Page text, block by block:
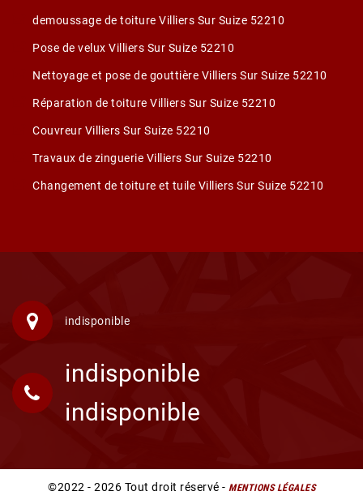
demoussage de toiture Villiers Sur Suize 52210
Pose de velux Villiers Sur Suize 52210
Nettoyage et pose de gouttière Villiers Sur Suize 52210
Réparation de toiture Villiers Sur Suize 52210
Couvreur Villiers Sur Suize 52210
Travaux de zinguerie Villiers Sur Suize 52210
Changement de toiture et tuile Villiers Sur Suize 52210
indisponible
indisponible
indisponible
©2022 - 2026 Tout droit réservé - MENTIONS LÉGALES